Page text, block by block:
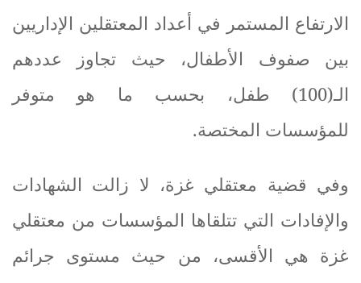
الارتفاع المستمر في أعداد المعتقلين الإداريين
بين صفوف الأطفال، حيث تجاوز عددهم
الـ(100) طفل، بحسب ما هو متوفر
للمؤسسات المختصة.
وفي قضية معتقلي غزة، لا زالت الشهادات
والإفادات التي تتلقاها المؤسسات من معتقلي
غزة هي الأقسى، من حيث مستوى جرائم